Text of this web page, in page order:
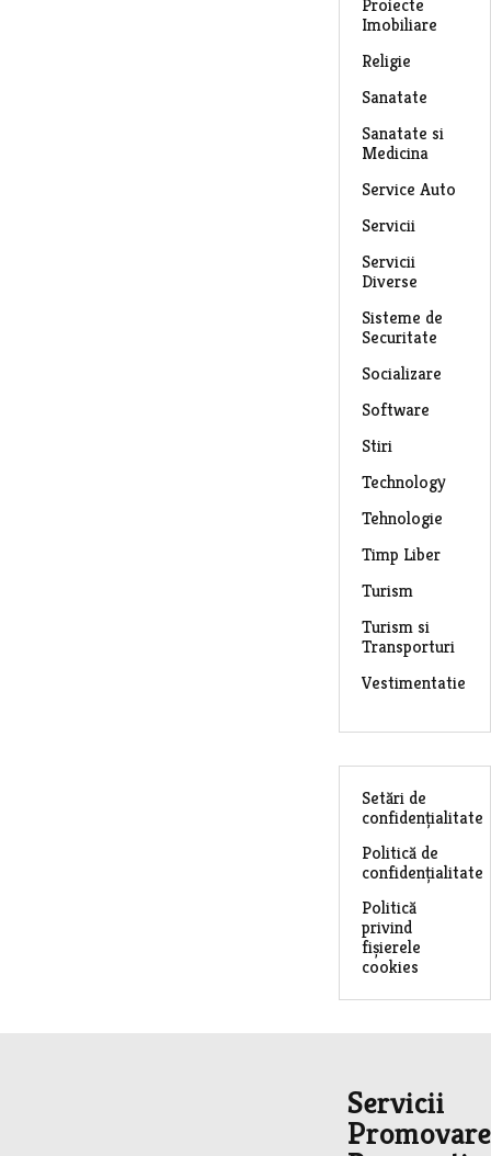
Proiecte
Imobiliare
Religie
Sanatate
Sanatate si
Medicina
Service Auto
Servicii
Servicii
Diverse
Sisteme de
Securitate
Socializare
Software
Stiri
Technology
Tehnologie
Timp Liber
Turism
Turism si
Transporturi
Vestimentatie
Setări de
confidențialitate
Politică de
confidențialitate
Politică
privind
fișierele
cookies
Servicii
Promovare